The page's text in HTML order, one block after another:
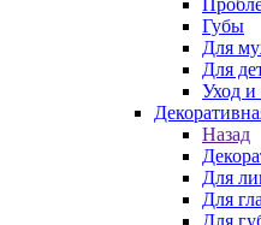
Губы
Для
Для
Уход и
Назад
Для
Для
Для